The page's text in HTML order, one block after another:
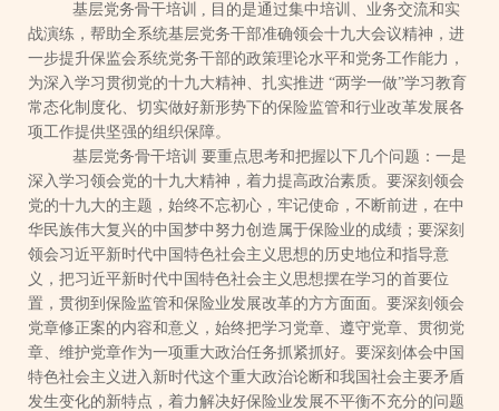
基层党务骨干培训 , 目的是通过集中培训、业务交流和实
战演练，帮助全系统基层党务干部准确领会十九大会议精神，进
一步提升保监会系统党务干部的政策理论水平和党务工作能力，
为深入学习贯彻党的十九大精神、扎实推进 “两学一做”学习教育
常态化制度化、切实做好新形势下的保险监管和行业改革发展各
项工作提供坚强的组织保障。
基层党务骨干培训 要重点思考和把握以下几个问题：一是
深入学习领会党的十九大精神，着力提高政治素质。要深刻领会
党的十九大的主题，始终不忘初心，牢记使命，不断前进，在中
华民族伟大复兴的中国梦中努力创造属于保险业的成绩；要深刻
领会习近平新时代中国特色社会主义思想的历史地位和指导意
义，把习近平新时代中国特色社会主义思想摆在学习的首要位
置，贯彻到保险监管和保险业发展改革的方方面面。要深刻领会
党章修正案的内容和意义，始终把学习党章、遵守党章、贯彻党
章、维护党章作为一项重大政治任务抓紧抓好。要深刻体会中国
特色社会主义进入新时代这个重大政治论断和我国社会主要矛盾
发生变化的新特点，着力解决好保险业发展不平衡不充分的问题